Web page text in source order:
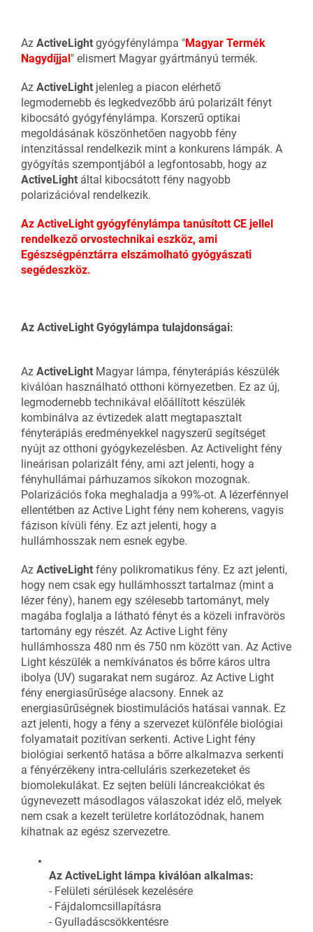
Az ActiveLight gyógyfénylámpa "Magyar Termék
Nagydíjjal " elismert Magyar gyártmányú termék.
Az ActiveLight jelenleg a piacon elérhető
legmodernebb és legkedvezőbb árú polarizált fényt
kibocsátó gyógyfénylámpa. Korszerű optikai
megoldásának köszönhetően nagyobb fény
intenzitással rendelkezik mint a konkurens lámpák. A
gyógyítás szempontjából a legfontosabb, hogy az
ActiveLight által kibocsátott fény nagyobb
polarizációval rendelkezik.
Az ActiveLight gyógyfénylámpa tanúsított CE jellel
rendelkező orvostechnikai eszköz, ami
Egészségpénztárra elszámolható gyógyászati
segédeszköz.
Az ActiveLight Gyógylámpa tulajdonságai:
Az ActiveLight Magyar lámpa, fényterápiás készülék
kiválóan használható otthoni környezetben. Ez az új,
legmodernebb technikával előállított készülék
kombinálva az évtizedek alatt megtapasztalt
fényterápiás eredményekkel nagyszerű segítséget
nyújt az otthoni gyógykezelésben. Az Activelight fény
lineárisan polarizált fény, ami azt jelenti, hogy a
fényhullámai párhuzamos síkokon mozognak.
Polarizációs foka meghaladja a 99%-ot. A lézerfénnyel
ellentétben az Active Light fény nem koherens, vagyis
fázison kívüli fény. Ez azt jelenti, hogy a
hullámhosszak nem esnek egybe.
Az ActiveLight fény polikromatikus fény. Ez azt jelenti,
hogy nem csak egy hullámhosszt tartalmaz (mint a
lézer fény), hanem egy szélesebb tartományt, mely
magába foglalja a látható fényt és a közeli infravörös
tartomány egy részét. Az Active Light fény
hullámhossza 480 nm és 750 nm között van. Az Active
Light készülék a nemkívánatos és bőrre káros ultra
ibolya (UV) sugarakat nem sugároz. Az Active Light
fény energiasűrűsége alacsony. Ennek az
energiasűrűségnek biostimulációs hatásai vannak. Ez
azt jelenti, hogy a fény a szervezet különféle biológiai
folyamatait pozitívan serkenti. Active Light fény
biológiai serkentő hatása a bőrre alkalmazva serkenti
a fényérzékeny intra-celluláris szerkezeteket és
biomolekulákat. Ez sejten belüli láncreakciókat és
úgynevezett másodlagos válaszokat idéz elő, melyek
nem csak a kezelt területre korlátozódnak, hanem
kihatnak az egész szervezetre.
Az ActiveLight lámpa kiválóan alkalmas:
- Felületi sérülések kezelésére
- Fájdalomcsillapításra
- Gyulladáscsökkentésre